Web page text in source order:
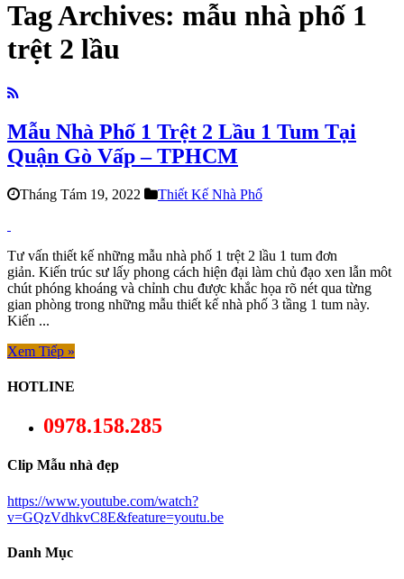
Tag Archives: mẫu nhà phố 1
trệt 2 lầu
Mẫu Nhà Phố 1 Trệt 2 Lầu 1 Tum Tại
Quận Gò Vấp – TPHCM
Tháng Tám 19, 2022 Thiết Kế Nhà Phố
Tư vấn thiết kế những mẫu nhà phố 1 trệt 2 lầu 1 tum đơn
giản. Kiến trúc sư lấy phong cách hiện đại làm chủ đạo xen lẫn môt
chút phóng khoáng và chỉnh chu được khắc họa rõ nét qua từng
gian phòng trong những mẫu thiết kế nhà phố 3 tầng 1 tum này.
Kiến ...
Xem Tiếp »
HOTLINE
0978.158.285
Clip Mẫu nhà đẹp
https://www.youtube.com/watch?
v=GQzVdhkvC8E&feature=youtu.be
Danh Mục